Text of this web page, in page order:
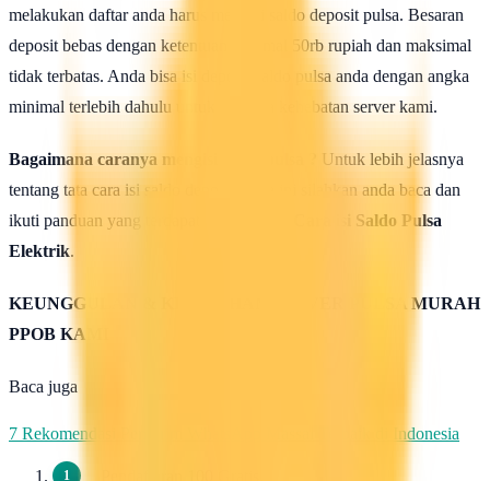
melakukan daftar anda harus mengisi saldo deposit pulsa. Besaran
deposit bebas dengan ketentuan minimal 50rb rupiah dan maksimal
tidak terbatas. Anda bisa isi deposit saldo pulsa anda dengan angka
minimal terlebih dahulu untuk uji coba kehebatan server kami.
Bagaimana caranya mengisi saldo pulsa ?
Untuk lebih jelasnya
tentang tata cara isi saldo deposit pulsa ini silahkan anda baca dan
ikuti panduan yang terdapat di halaman :
Cara isi Saldo Pulsa
Elektrik.
KEUNGGULAN & KELEBIHAN SERVER PULSA MURAH
PPOB KAMI
Baca juga
7 Rekomendasi Pengirim WhatsApp Massal Terbaik di Indonesia